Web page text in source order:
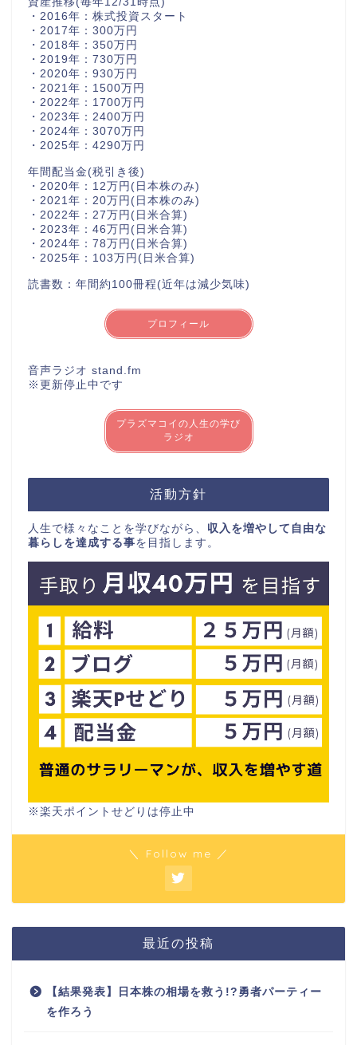
・2016年：株式投資スタート
・2017年：300万円
・2018年：350万円
・2019年：730万円
・2020年：930万円
・2021年：1500万円
・2022年：1700万円
・2023年：2400万円
・2024年：3070万円
・2025年：4290万円
年間配当金(税引き後)
・2020年：12万円(日本株のみ)
・2021年：20万円(日本株のみ)
・2022年：27万円(日米合算)
・2023年：46万円(日米合算)
・2024年：78万円(日米合算)
・2025年：103万円(日米合算)
読書数：年間約100冊程(近年は減少気味)
プロフィール
音声ラジオ stand.fm
※更新停止中です
プラズマコイの人生の学び
ラジオ
活動方針
人生で様々なことを学びながら、 収入を増やして自由な
暮らしを達成する事を目指します。
※楽天ポイントせどりは停止中
＼ Follow me ／
最近の投稿
【結果発表】日本株の相場を救う!?勇者パーティー
を作ろう